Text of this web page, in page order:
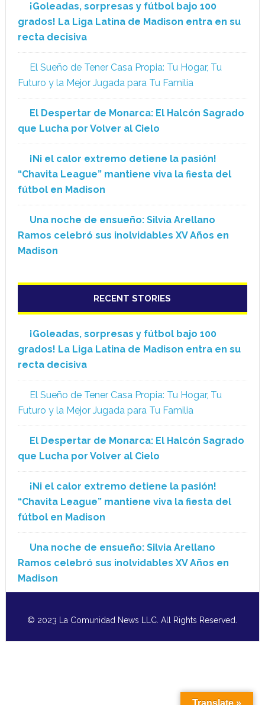
¡Goleadas, sorpresas y fútbol bajo 100
grados! La Liga Latina de Madison entra en su
recta decisiva
El Sueño de Tener Casa Propia: Tu Hogar, Tu
Futuro y la Mejor Jugada para Tu Familia
El Despertar de Monarca: El Halcón Sagrado
que Lucha por Volver al Cielo
¡Ni el calor extremo detiene la pasión!
“Chavita League” mantiene viva la fiesta del
fútbol en Madison
Una noche de ensueño: Silvia Arellano
Ramos celebró sus inolvidables XV Años en
Madison
RECENT STORIES
¡Goleadas, sorpresas y fútbol bajo 100
grados! La Liga Latina de Madison entra en su
recta decisiva
El Sueño de Tener Casa Propia: Tu Hogar, Tu
Futuro y la Mejor Jugada para Tu Familia
El Despertar de Monarca: El Halcón Sagrado
que Lucha por Volver al Cielo
¡Ni el calor extremo detiene la pasión!
“Chavita League” mantiene viva la fiesta del
fútbol en Madison
Una noche de ensueño: Silvia Arellano
Ramos celebró sus inolvidables XV Años en
Madison
© 2023 La Comunidad News LLC. All Rights Reserved.
Translate »